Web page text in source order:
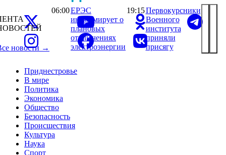
Приднестровье
В мире
Политика
Экономика
Общество
Безопасность
Происшествия
Культура
Наука
Спорт
новости →
06:00ЕРЭС
информирует о
плановых
отключениях
электроэнергии
19:15Первокурсники
Военного
института
приняли
присягу